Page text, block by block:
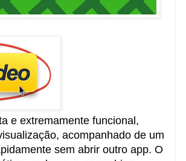
e extremamente funcional,
acompanhado de um
sem abrir outro app. O